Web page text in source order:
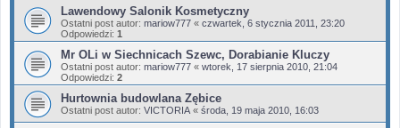
Lawendowy Salonik Kosmetyczny
Ostatni post autor: mariow777 « czwartek, 6 stycznia 2011, 23:20
Odpowiedzi: 1
Mr OLi w Siechnicach Szewc, Dorabianie Kluczy
Ostatni post autor: mariow777 « wtorek, 17 sierpnia 2010, 21:04
Odpowiedzi: 2
Hurtownia budowlana Zębice
Ostatni post autor: VICTORIA « środa, 19 maja 2010, 16:03